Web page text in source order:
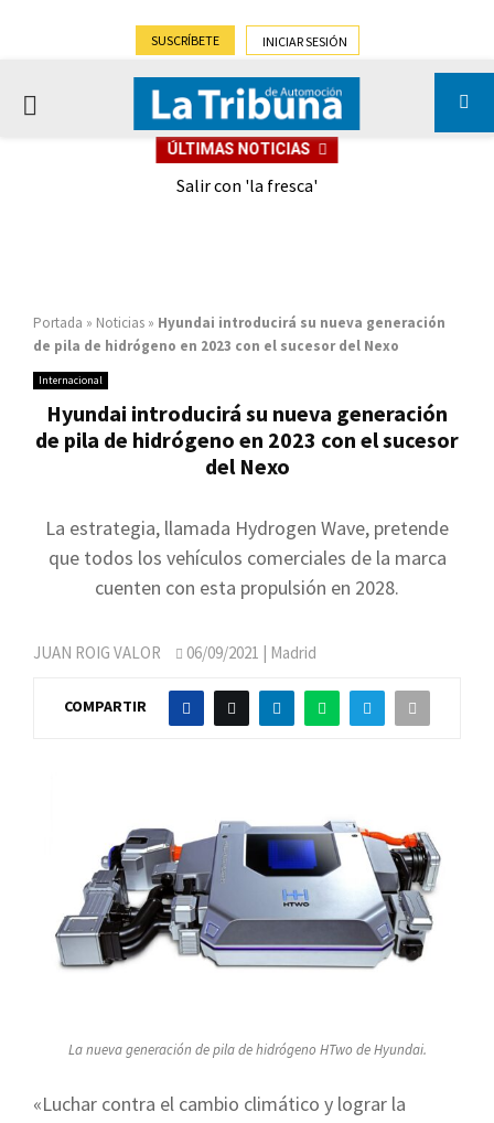
SUSCRÍBETE INICIAR SESIÓN
PRIMARY
ÚLTIMAS NOTICIAS
Salir con 'la fresca'
Portada » Noticias » Hyundai introducirá su nueva generación
de pila de hidrógeno en 2023 con el sucesor del Nexo
Internacional
Hyundai introducirá su nueva generación
de pila de hidrógeno en 2023 con el sucesor
del Nexo
La estrategia, llamada Hydrogen Wave, pretende
que todos los vehículos comerciales de la marca
cuenten con esta propulsión en 2028.
JUAN ROIG VALOR 06/09/2021 | Madrid
COMPARTIR
La nueva generación de pila de hidrógeno HTwo de Hyundai.
«Luchar contra el cambio climático y lograr la